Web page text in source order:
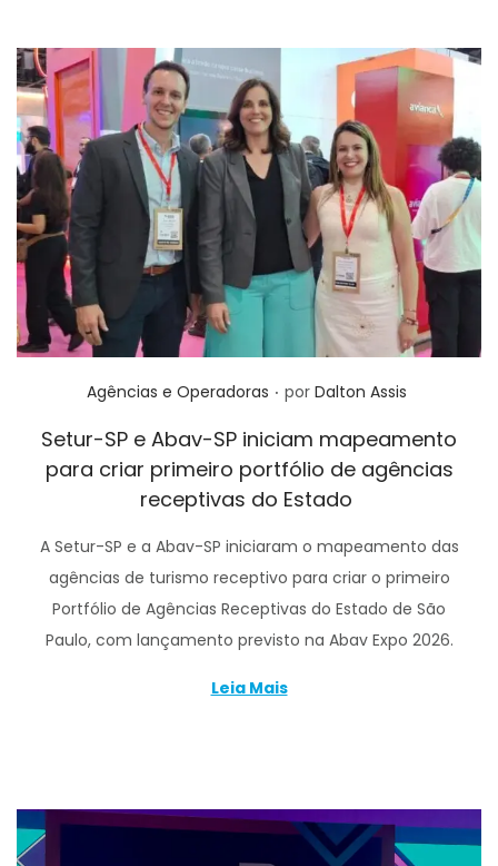
Posted in
Agências e Operadoras . por Dalton Assis
Setur-SP e Abav-SP iniciam mapeamento
para criar primeiro portfólio de agências
receptivas do Estado
A Setur-SP e a Abav-SP iniciaram o mapeamento das
agências de turismo receptivo para criar o primeiro
Portfólio de Agências Receptivas do Estado de São
Paulo, com lançamento previsto na Abav Expo 2026.
Leia Mais